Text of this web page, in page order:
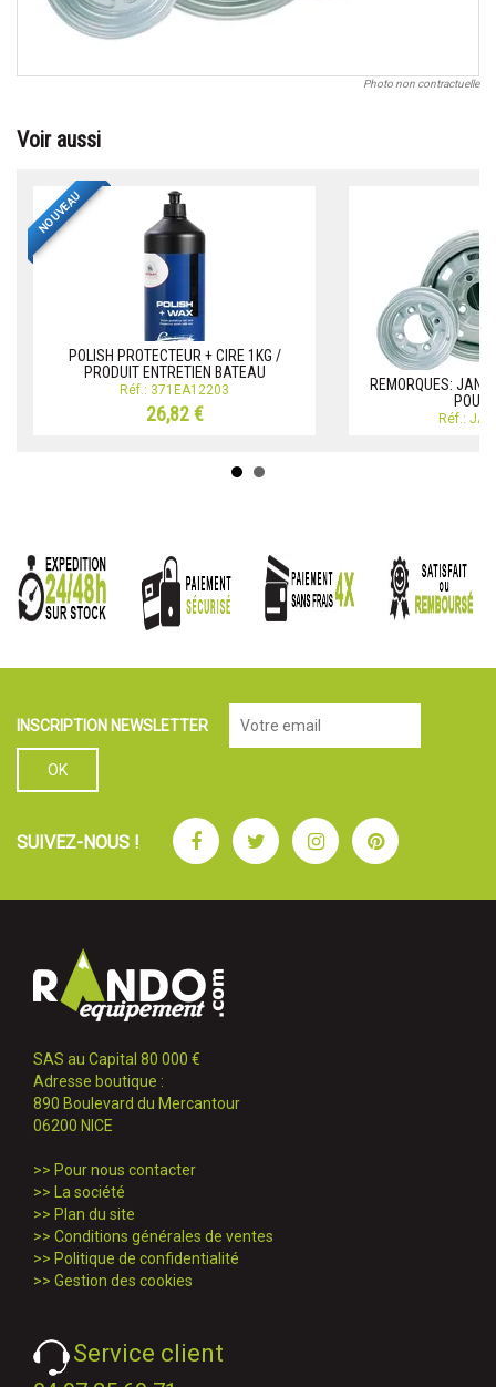
Photo non contractuelle
Voir aussi
NOUVEAU
POLISH PROTECTEUR + CIRE 1KG /
PRODUIT ENTRETIEN BATEAU
Réf.: 371EA12203
26,82 €
REMORQUES:
POUR
Réf.:
INSCRIPTION NEWSLETTER
SUIVEZ-NOUS ! FacebookTwitterInstagramPinterest
SAS au Capital 80 000 €
Adresse boutique :
890 Boulevard du Mercantour
06200 NICE
>> Pour nous contacter
>>
La société
>> Plan du site
>> Conditions générales de ventes
>> Politique de confidentialité
>> Gestion des cookies
Service client